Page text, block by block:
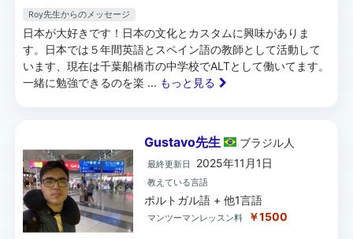
Roy先生からのメッセージ
日本が大好きです！日本の文化とカスタムに興味がありま
す。日本では５年間英語とスペイン語の教師として活動して
います、現在は千葉船橋市の中学校でALTとして働いてます。
一緒に勉強できるのを楽 ... もっと見る
Gustavo先生 ブラジル人
最終更新日 2025年11月1日
教えている言語
ポルトガル語 + 他1言語
マンツーマンレッスン料 ￥1500